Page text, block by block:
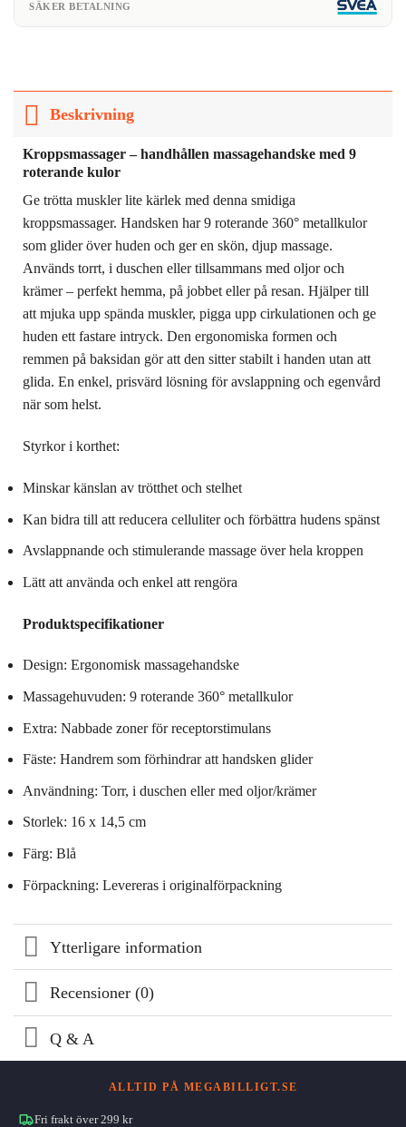
SÄKER BETALNING
Beskrivning
Kroppsmassager – handhållen massagehandske med 9
roterande kulor
Ge trötta muskler lite kärlek med denna smidiga
kroppsmassager. Handsken har 9 roterande 360° metallkulor
som glider över huden och ger en skön, djup massage.
Används torrt, i duschen eller tillsammans med oljor och
krämer – perfekt hemma, på jobbet eller på resan. Hjälper till
att mjuka upp spända muskler, pigga upp cirkulationen och ge
huden ett fastare intryck. Den ergonomiska formen och
remmen på baksidan gör att den sitter stabilt i handen utan att
glida. En enkel, prisvärd lösning för avslappning och egenvård
när som helst.
Styrkor i korthet:
Minskar känslan av trötthet och stelhet
Kan bidra till att reducera celluliter och förbättra hudens spänst
Avslappnande och stimulerande massage över hela kroppen
Lätt att använda och enkel att rengöra
Produktspecifikationer
Design: Ergonomisk massagehandske
Massagehuvuden: 9 roterande 360° metallkulor
Extra: Nabbade zoner för receptorstimulans
Fäste: Handrem som förhindrar att handsken glider
Användning: Torr, i duschen eller med oljor/krämer
Storlek: 16 x 14,5 cm
Färg: Blå
Förpackning: Levereras i originalförpackning
Ytterligare information
Recensioner (0)
Q & A
ALLTID PÅ MEGABILLIGT.SE
Fri frakt över 299 kr